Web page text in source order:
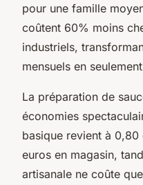
pour une famille
coûtent 60% moins
industriels,
mensuels en
La préparation de
économies
basique revient à
euros en magasin,
artisanale ne coûte